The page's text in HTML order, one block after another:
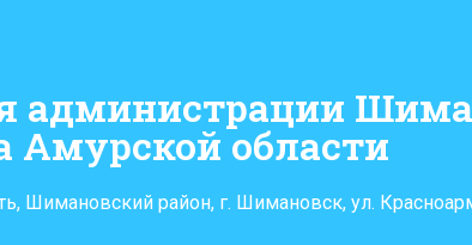
администрации
Амурской области
Шимановский район, г. Шимановск, ул.